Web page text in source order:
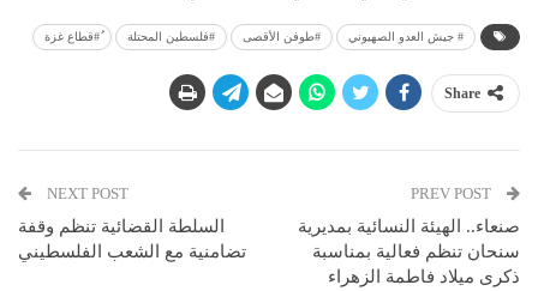
# جيش العدو الصهيوني #طوفن الأقصى ُ#قطاع غزة
Share
صنعاء.. الهيئة النسائية بمديرية
سنحان تنظم فعالية بمناسبة
ذكرى ميلاد فاطمة الزهراء
NEXT POST
السلطة القضائية تنظم وقفة
تضامنية مع الشعب الفلسطيني